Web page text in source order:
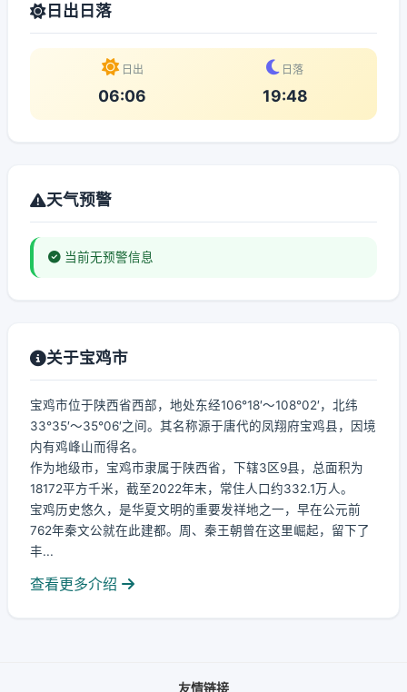
日出日落
日出
06:06
日落
19:48
天气预警
当前无预警信息
关于宝鸡市
宝鸡市位于陕西省西部，地处东经106°18′～108°02′，北纬
33°35′～35°06′之间。其名称源于唐代的凤翔府宝鸡县，因境
内有鸡峰山而得名。
作为地级市，宝鸡市隶属于陕西省，下辖3区9县，总面积为
18172平方千米，截至2022年末，常住人口约332.1万人。
宝鸡历史悠久，是华夏文明的重要发祥地之一，早在公元前
762年秦文公就在此建都。周、秦王朝曾在这里崛起，留下了
丰...
查看更多介绍
友情链接